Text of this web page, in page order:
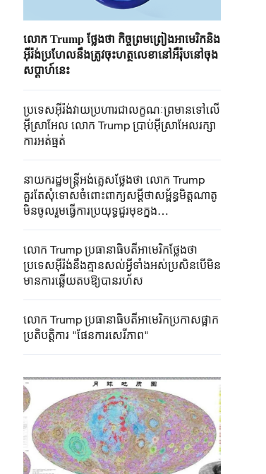
លោក Trump ថ្លែងថា កិច្ចព្រមព្រៀងអាមេរិកនិង
អ៊ីរ៉ង់ប្រហែលនឹងត្រូវចុះហត្ថលេខានៅអឺរ៉ុបនៅចុង
សប្តាហ៍នេះ
ប្រទេសអ៊ីរ៉ង់​វាយប្រហារជា​លក្ខណៈ​ព្រមាន​ទៅលើ​
អ៊ីស្រាអែល លោក Trump ប្រាប់អ៊ីស្រាអែលរក្សា
ការ​អត់ធ្មត់
នាយករដ្ឋមន្ត្រីអង់គ្លេសថ្លែង​ថា​ លោក Trump
គួរតែសុំទោសចំពោះពាក្យ​សម្តី​ថាសម្ព័ន្ធមិត្តណាតូ
មិន​ចូលរួម​ធ្វើ​ការ​ប្រយុទ្ធ​ជួរមុខ​ក្នុង
សង្គ្រាមអាហ្វហ្កានីស្ថាន
លោក Trump ប្រធានាធិបតីអាមេរិកថ្លែងថា
ប្រទេសអ៊ីរ៉ង់នឹង​គ្មានសល់អ្វីទាំងអស់​ប្រសិនបើ​មិន
លោក Trump ប្រធានាធិបតីអាមេរិកប្រកាសផ្អាក